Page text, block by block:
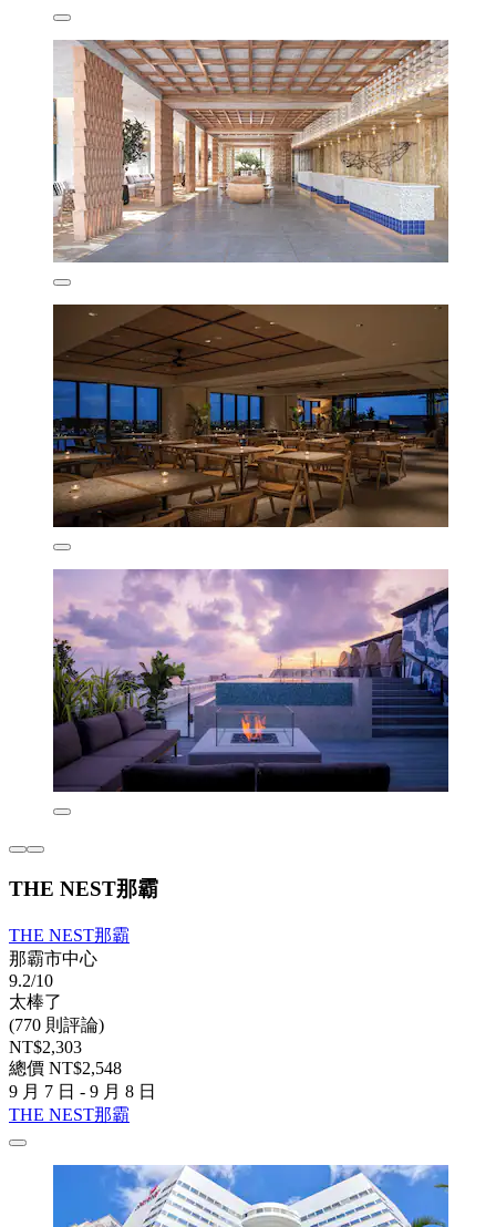
THE NEST那霸
THE NEST那霸
那霸市中心
9.2/10
太棒了
(770 則評論)
NT$2,303
總價 NT$2,548
9 月 7 日 - 9 月 8 日
THE NEST那霸